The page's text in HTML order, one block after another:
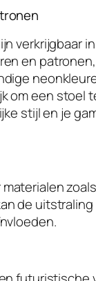
verkrijgbaar
en
om een stoel
stijl en je
de